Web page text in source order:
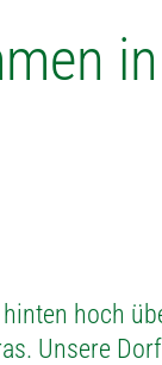
hoch
Unsere